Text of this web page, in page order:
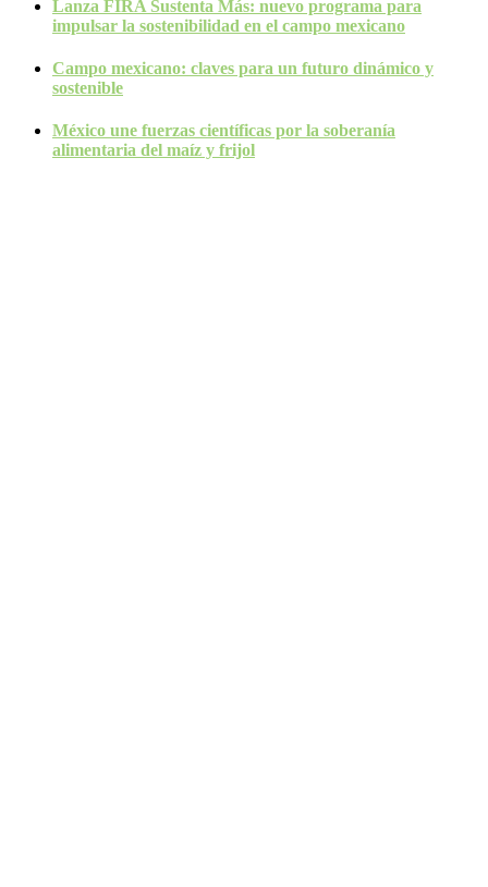
Lanza FIRA Sustenta Más: nuevo programa para
impulsar la sostenibilidad en el campo mexicano
Campo mexicano: claves para un futuro dinámico y
sostenible
México une fuerzas científicas por la soberanía
alimentaria del maíz y frijol